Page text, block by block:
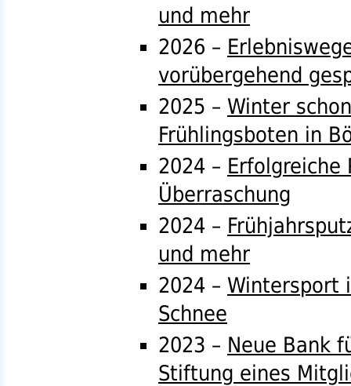
und mehr
2026 –
vorübergehend
2025 – Winter
Frühlingsboten in
2024 – Erfolgreiche
Überraschung
2024 –
und mehr
2024 – Wintersport
Schnee
2023 – Neue Bank
Stiftung eines